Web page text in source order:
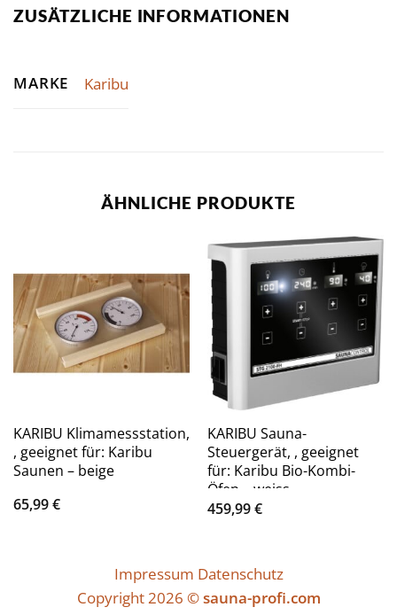
ZUSÄTZLICHE INFORMATIONEN
MARKE Karibu
ÄHNLICHE PRODUKTE
KARIBU Klimamessstation,
, geeignet für: Karibu
Saunen – beige
65,99€
KARIBU Sauna-
Steuergerät, , geeignet
für: Karibu Bio-Kombi-
Öfen – weiss
459,99€
Impressum Datenschutz
Copyright 2026 ©sauna-profi.com